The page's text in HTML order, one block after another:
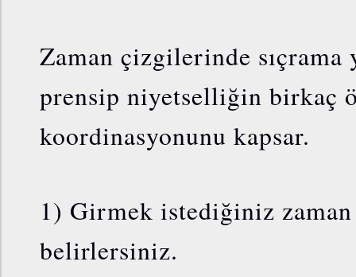
Zaman çizgilerinde
prensip niyetselliğin birkaç
koordinasyonunu kapsar.
1) Girmek istediğiniz
belirlersiniz.